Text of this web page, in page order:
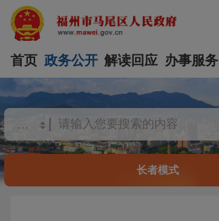
首页 政务公开 解读回应 办事服务
长者模式